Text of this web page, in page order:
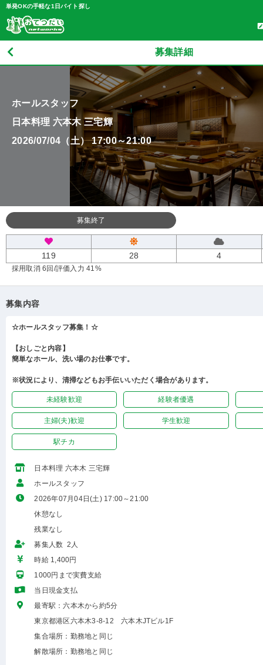
単発OKの手軽な1日バイト探し
募集詳細
ホールスタッフ
日本料理 六本木 三宅輝
2026/07/04（土） 17:00～21:00
募集終了
119 28 4
採用取消 6回 /評価入力 41%
募集内容
☆ホールスタッフ募集！☆
【おしごと内容】
簡単なホール、洗い場のお仕事です。
※状況により、清掃などもお手伝いいただく場合があります。
未経験歓迎 経験者優遇
主婦(夫)歓迎 学生歓迎
駅チカ
日本料理 六本木 三宅輝
ホールスタッフ
2026年07月04日(土) 17:00～21:00
休憩なし
残業なし
募集人数 2人
時給 1,400円
1000円まで実費支給
当日現金支払
最寄駅：六本木から約5分
東京都港区六本木3-8-12 六本木JTビル1F
集合場所：勤務地と同じ
解散場所：勤務地と同じ